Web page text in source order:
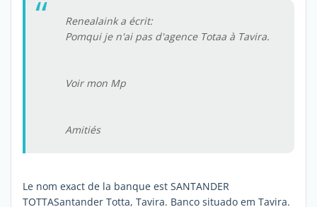
Renealaink a écrit:
Pomqui je n'ai pas d'agence Totaa à Tavira.
Voir mon Mp
Amitiés
Le nom exact de la banque est SANTANDER
TOTTASantander Totta, Tavira. Banco situado em Tavira.